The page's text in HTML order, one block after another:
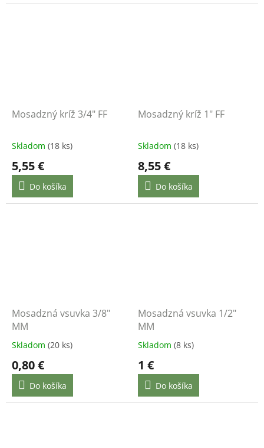
Mosadzný kríž 3/4" FF
Skladom (18 ks)
5,55 €
Do košíka
Mosadzný kríž 1" FF
Skladom (18 ks)
8,55 €
Do košíka
Mosadzná vsuvka 3/8"
MM
Skladom (20 ks)
0,80 €
Do košíka
Mosadzná vsuvka 1/2"
MM
Skladom (8 ks)
1 €
Do košíka